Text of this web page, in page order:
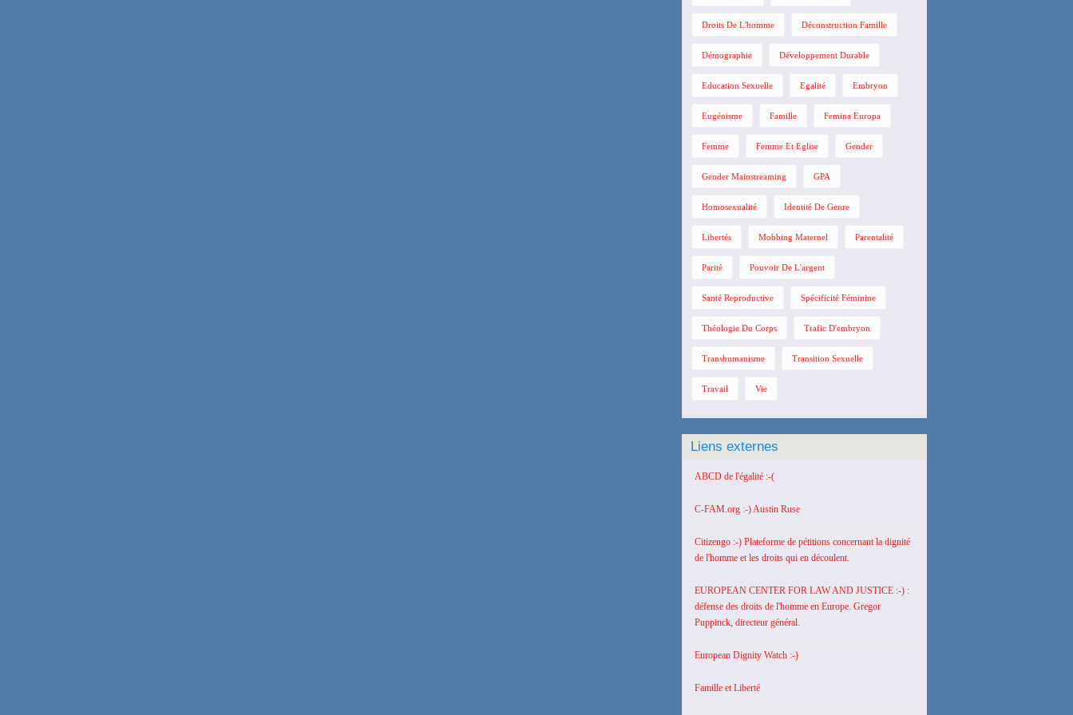
Droits De L'homme Déconstruction Famille
Démographie Développement Durable
Education Sexuelle Egalité Embryon
Eugénisme Famille Femina Europa
Femme Femme Et Eglise Gender
Gender Mainstreaming GPA
Homosexualité Identité De Genre
Libertés Mobbing Maternel Parentalité
Parité Pouvoir De L'argent
Santé Reproductive Spécificité Féminine
Théologie Du Corps Trafic D'embryon
Transhumanisme Transition Sexuelle
Travail Vie
Liens externes
ABCD de l'égalité :-(
C-FAM.org :-) Austin Ruse
Citizengo :-) Plateforme de pétitions concernant la dignité
de l'homme et les droits qui en découlent.
EUROPEAN CENTER FOR LAW AND JUSTICE :-) :
défense des droits de l'homme en Europe. Gregor
Puppinck, directeur général.
European Dignity Watch :-)
Famille et Liberté